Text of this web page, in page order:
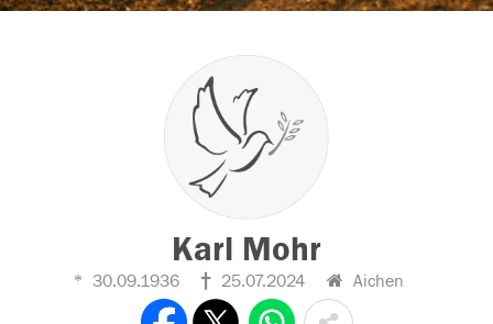
Karl Mohr
30.09.1936 25.07.2024 Aichen